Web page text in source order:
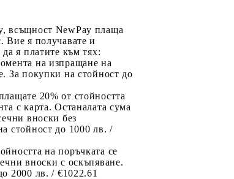
всъщност NewPay плаща
Вие я получавате и
я платите към тях:
на изпращане на
За покупки на стойност до
20% от стойността
с карта. Останалата сума
вноски без
стойност до 1000 лв. /
на поръчката се
вноски с оскъпяване.
2000 лв. / €1022.61